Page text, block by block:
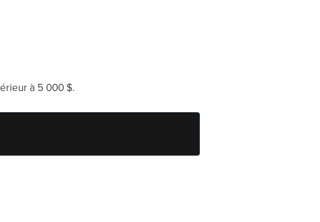
à 5 000 $.